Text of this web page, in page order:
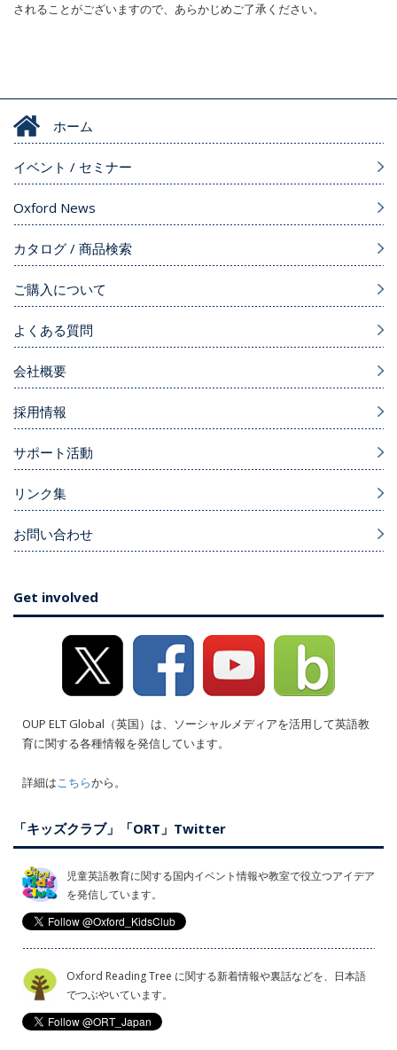
されることがございますので、あらかじめご了承ください。
ホーム
イベント / セミナー
Oxford News
カタログ / 商品検索
ご購入について
よくある質問
会社概要
採用情報
サポート活動
リンク集
お問い合わせ
Get involved
OUP ELT Global（英国）は、ソーシャルメディアを活用して英語教
育に関する各種情報を発信しています。
詳細はこちらから。
「キッズクラブ」「ORT」Twitter
児童英語教育に関する国内イベント情報や教室で役立つアイデア
を発信しています。
Oxford Reading Tree に関する新着情報や裏話などを、日本語
でつぶやいています。